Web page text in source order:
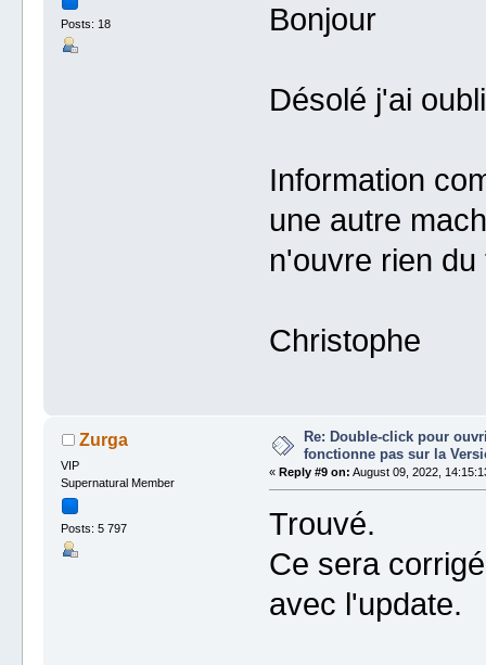
Posts: 18 Bonjour
Désolé j'ai
Information
une autre
n'ouvre rien du
Christophe
Zurga
VIP
Supernatural Member
Posts: 5 797
Re: Double-click pour
fonctionne pas sur la
« Reply #9 on: August 09, 2022,
Trouvé.
Ce sera
avec l'update.